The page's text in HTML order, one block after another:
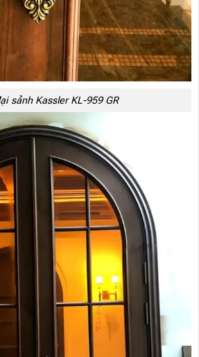
sảnh Kassler KL-959 GR